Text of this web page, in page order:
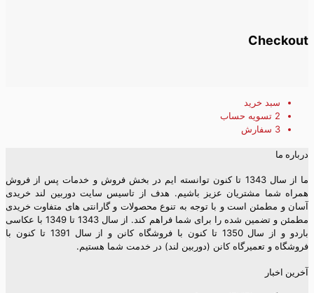
Checkout
سبد خرید
2 تسویه حساب
3 سفارش
درباره ما
ما از سال 1343 تا کنون توانسته ایم در بخش فروش و خدمات پس از فروش
همراه شما مشتریان عزیز باشیم. هدف از تاسیس سایت دوربین لند خریدی
آسان و مطمئن است و با توجه به تنوع محصولات و گارانتی های متفاوت خریدی
مطمئن و تضمین شده را برای شما فراهم کند. از سال 1343 تا 1349 با عکاسی
باردو و از سال 1350 تا کنون با فروشگاه کانن و از سال 1391 تا کنون با
فروشگاه و تعمیرگاه کانن (دوربین لند) در خدمت شما هستیم.
آخرین اخبار